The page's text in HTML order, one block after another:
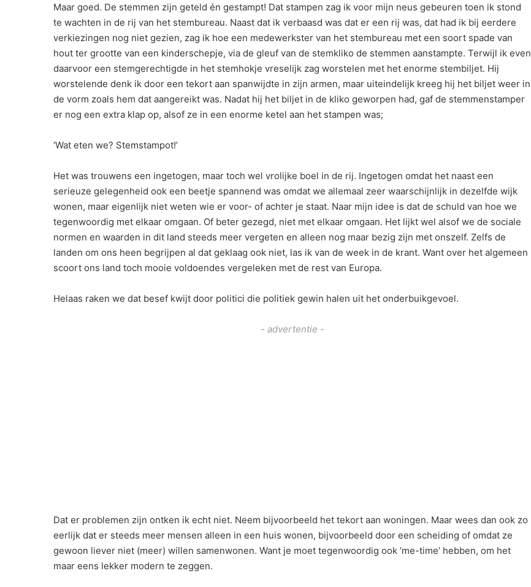
Maar goed. De stemmen zijn geteld én gestampt! Dat stampen zag ik voor mijn neus gebeuren toen ik stond
te wachten in de rij van het stembureau. Naast dat ik verbaasd was dat er een rij was, dat had ik bij eerdere
verkiezingen nog niet gezien, zag ik hoe een medewerkster van het stembureau met een soort spade van
hout ter grootte van een kinderschepje, via de gleuf van de stemkliko de stemmen aanstampte. Terwijl ik even
daarvoor een stemgerechtigde in het stemhokje vreselijk zag worstelen met het enorme stembiljet. Hij
worstelende denk ik door een tekort aan spanwijdte in zijn armen, maar uiteindelijk kreeg hij het biljet weer in
de vorm zoals hem dat aangereikt was. Nadat hij het biljet in de kliko geworpen had, gaf de stemmenstamper
er nog een extra klap op, alsof ze in een enorme ketel aan het stampen was;
‘Wat eten we? Stemstampot!’
Het was trouwens een ingetogen, maar toch wel vrolijke boel in de rij. Ingetogen omdat het naast een
serieuze gelegenheid ook een beetje spannend was omdat we allemaal zeer waarschijnlijk in dezelfde wijk
wonen, maar eigenlijk niet weten wie er voor- of achter je staat. Naar mijn idee is dat de schuld van hoe we
tegenwoordig met elkaar omgaan. Of beter gezegd, niet met elkaar omgaan. Het lijkt wel alsof we de sociale
normen en waarden in dit land steeds meer vergeten en alleen nog maar bezig zijn met onszelf. Zelfs de
landen om ons heen begrijpen al dat geklaag ook niet, las ik van de week in de krant. Want over het algemeen
scoort ons land toch mooie voldoendes vergeleken met de rest van Europa.
Helaas raken we dat besef kwijt door politici die politiek gewin halen uit het onderbuikgevoel.
- advertentie -
Dat er problemen zijn ontken ik echt niet. Neem bijvoorbeeld het tekort aan woningen. Maar wees dan ook zo
eerlijk dat er steeds meer mensen alleen in een huis wonen, bijvoorbeeld door een scheiding of omdat ze
gewoon liever niet (meer) willen samenwonen. Want je moet tegenwoordig ook ‘me-time’ hebben, om het
maar eens lekker modern te zeggen.